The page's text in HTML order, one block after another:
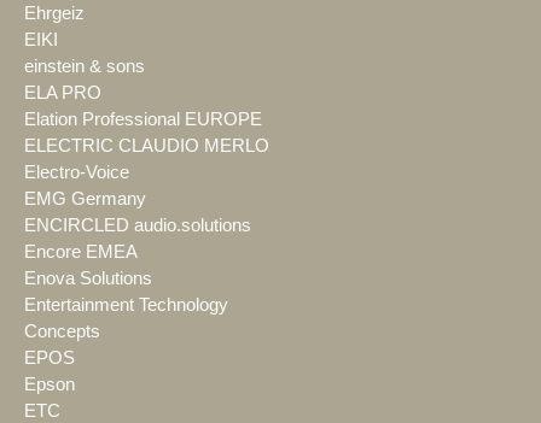
Ehrgeiz
EIKI
einstein & sons
ELA PRO
Elation Professional EUROPE
ELECTRIC CLAUDIO MERLO
Electro-Voice
EMG Germany
ENCIRCLED audio.solutions
Encore EMEA
Enova Solutions
Entertainment Technology
Concepts
EPOS
Epson
ETC